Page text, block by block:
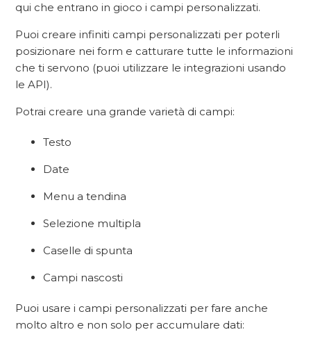
qui che entrano in gioco i campi personalizzati.
Puoi creare infiniti campi personalizzati per poterli
posizionare nei form e catturare tutte le informazioni
che ti servono (puoi utilizzare le integrazioni usando
le API).
Potrai creare una grande varietà di campi:
Testo
Date
Menu a tendina
Selezione multipla
Caselle di spunta
Campi nascosti
Puoi usare i campi personalizzati per fare anche
molto altro e non solo per accumulare dati: